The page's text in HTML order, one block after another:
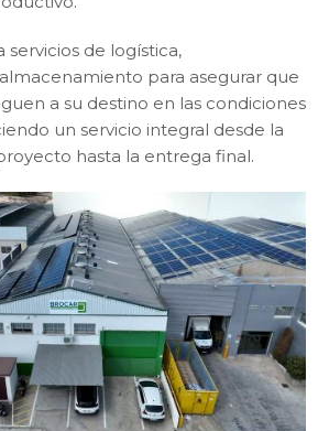
servicios de logística,
para asegurar que
a su destino en las condiciones
un servicio integral desde la
hasta la entrega final.